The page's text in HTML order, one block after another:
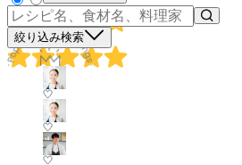
絞り込み検索